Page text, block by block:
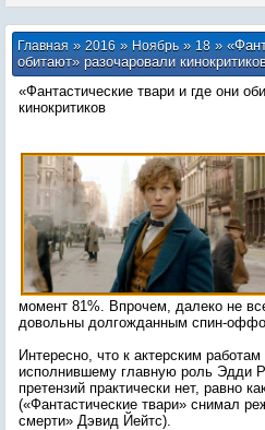
Главная»2016 » Ноябрь » 18»
обитают» разочаровали
«Фантастические твари и где они
кинокритиков
момент 81%. Впрочем, далеко не
довольны долгожданным спин-
Интересно, что к актерским
исполнившему главную роль Эдди
претензий практически нет, равно
(«Фантастические твари» снимал
смерти» Дэвид Йейтс).